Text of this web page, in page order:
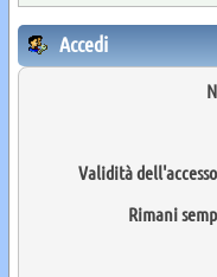
Accedi
Validità
Rimani